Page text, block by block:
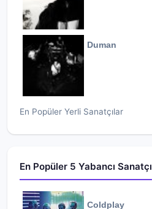
Duman
En Popüler Yerli Sanatçılar
En Popüler 5 Yabancı Sanatçı
Coldplay